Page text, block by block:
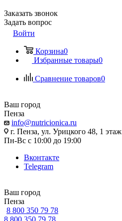
Заказать звонок
Задать вопрос
Войти
Корзина0
Избранные товары0
Сравнение товаров0
Ваш город
Пенза
info@nutricionica.ru
г. Пенза, ул. Урицкого 48, 1 этаж
Пн-Вс с 10:00 до 19:00
Вконтакте
Telegram
Ваш город
Пенза
8 800 350 79 78
8 800 350 79 78